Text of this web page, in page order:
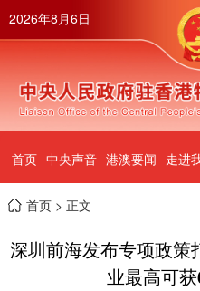
2026年8月6日
首页 中央声音 港澳要闻 走进
首页> 正文
深圳前海发布专项政策
业最高可